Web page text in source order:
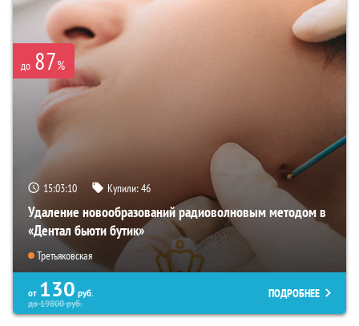
до 87%
15:03:09 Купили:46
Удаление новообразований радиоволновым методом в
«Дентал бьюти бутик»
Третьяковская
от 130 руб.
до19800руб.
ПОДРОБНЕЕ